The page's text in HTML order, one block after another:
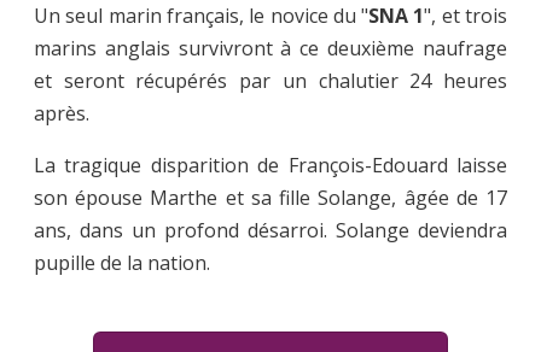
Un seul marin français, le novice du "SNA 1", et trois
marins anglais survivront à ce deuxième naufrage
et seront récupérés par un chalutier 24 heures
après.
La tragique disparition de François-Edouard laisse
son épouse Marthe et sa fille Solange, âgée de 17
ans, dans un profond désarroi. Solange deviendra
pupille de la nation.